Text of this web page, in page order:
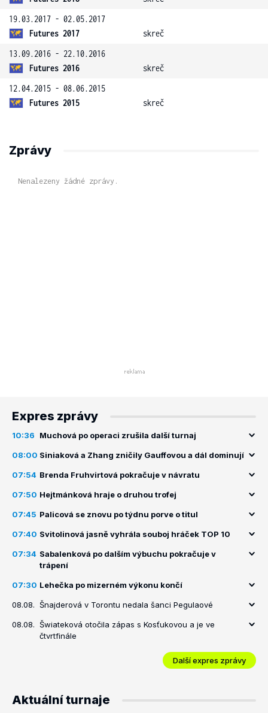
19.03.2017 - 02.05.2017
Futures 2017
skreč
13.09.2016 - 22.10.2016
Futures 2016
skreč
12.04.2015 - 08.06.2015
Futures 2015
skreč
Zprávy
Nenalezeny žádné zprávy.
Expres zprávy
10:36 Muchová po operaci zrušila další turnaj
08:00 Siniaková a Zhang zničily Gauffovou a dál dominují
07:54 Brenda Fruhvirtová pokračuje v návratu
07:50 Hejtmánková hraje o druhou trofej
07:45 Palicová se znovu po týdnu porve o titul
07:40 Svitolinová jasně vyhrála souboj hráček TOP 10
07:34 Sabalenková po dalším výbuchu pokračuje v
trápení
07:30 Lehečka po mizerném výkonu končí
08.08. Šnajderová v Torontu nedala šanci Pegulaové
08.08. Šwiateková otočila zápas s Kosťukovou a je ve
čtvrtfinále
Další expres zprávy
Aktuální turnaje